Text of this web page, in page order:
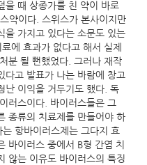
을 때 상종가를 친 약이 바로
약이다. 스위스가 본사이지만
을 가지고 있다는 소문도 있는
에 효과가 없다고 해서 실제
분 될 뻔했었다. 그러나 재작
다고 발표가 나는 바람에 창고
난 이익을 거두기도 했다. 독
러스이다. 바이러스들은 그
종류의 치료제를 만들어야 하
항바이러스제는 그다지 효
바이러스 중에서 B형 간염 치
않는 이유도 바이러스의 특징